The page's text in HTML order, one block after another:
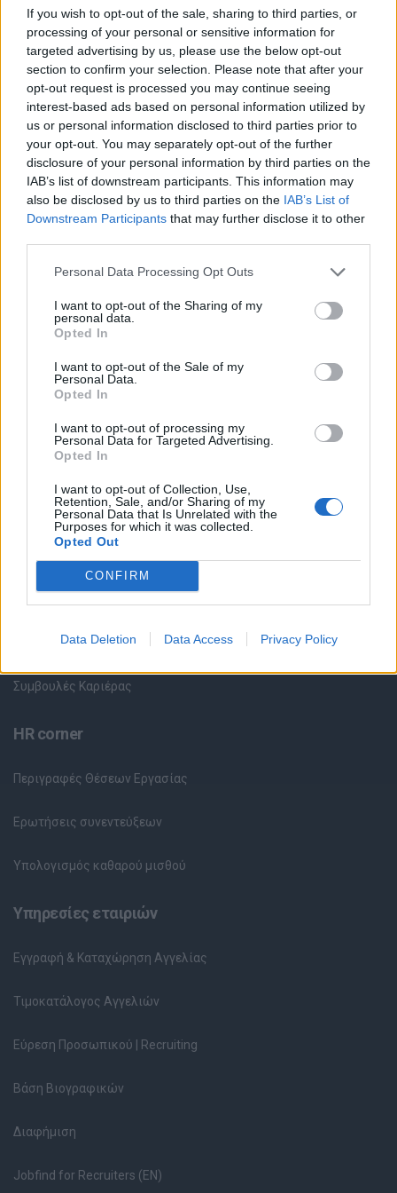
If you wish to opt-out of the sale, sharing to third parties, or
processing of your personal or sensitive information for
targeted advertising by us, please use the below opt-out
section to confirm your selection. Please note that after your
opt-out request is processed you may continue seeing
interest-based ads based on personal information utilized by
us or personal information disclosed to third parties prior to
your opt-out. You may separately opt-out of the further
disclosure of your personal information by third parties on the
IAB’s list of downstream participants. This information may
also be disclosed by us to third parties on the IAB’s List of
Downstream Participants that may further disclose it to other
Personal Data Processing Opt Outs
I want to opt-out of the Sharing of my
personal data.
Opted In
I want to opt-out of the Sale of my
Personal Data.
Opted In
I want to opt-out of processing my
Personal Data for Targeted Advertising.
Opted In
I want to opt-out of Collection, Use,
Retention, Sale, and/or Sharing of my
Personal Data that Is Unrelated with the
Purposes for which it was collected.
Opted Out
CONFIRM
Data Deletion Data Access Privacy Policy
Ανταγωνιστικό πακέτο αποδοχών
Εταιρικό αυτοκίνητο και τηλέφωνο
Σύστημα επιβράβευσης βάσει επίτευξης στόχων
Δυνατότητες επαγγελματικής εξέλιξης
Θέσεις εργασίας
Θέσεις Εργασίας ανά Ειδικότητα
Θέσεις Εργασίας ανά Εταιρεία
Κέντρο Βοήθειας
Υπηρεσίες υποψηφίων
Καταχώρηση Online Βιογραφικού
Συμβουλές Καριέρας
HR corner
Περιγραφές Θέσεων Εργασίας
Ερωτήσεις συνεντεύξεων
Υπολογισμός καθαρού μισθού
Υπηρεσίες εταιριών
Εγγραφή & Καταχώρηση Αγγελίας
Τιμοκατάλογος Αγγελιών
Εύρεση Προσωπικού | Recruiting
Βάση Βιογραφικών
Διαφήμιση
Jobfind for Recruiters (EN)